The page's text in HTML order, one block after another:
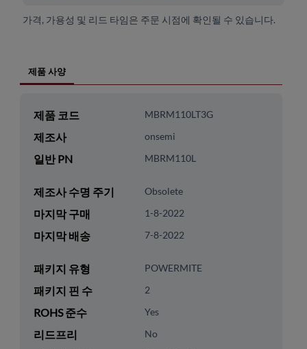
가격, 가용성 및 리드 타임은 주문 시점에 확인될 수 있습니다.
제품 사양
제품 코드 MBRM110LT3G
제조사 onsemi
일반 PN MBRM110L
제조사 수명 주기 Obsolete
마지막 구매 1-8-2022
마지막 배송 7-8-2022
패키지 유형 POWERMITE
패키지 핀 수 2
ROHS 준수 Yes
리드프리 No